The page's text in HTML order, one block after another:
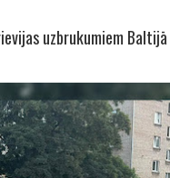
uzbrukumiem Baltijā